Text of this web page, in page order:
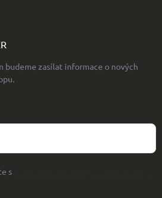
budeme zasílat informace o nových
s